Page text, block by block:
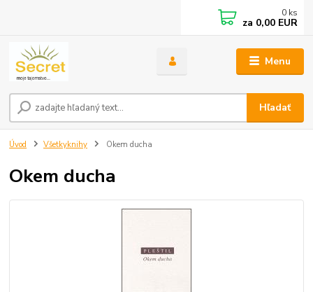
Menu
Hľadať
0 ks
za 0,00 EUR
Úvod Všetkyknihy Okem ducha
Okem ducha